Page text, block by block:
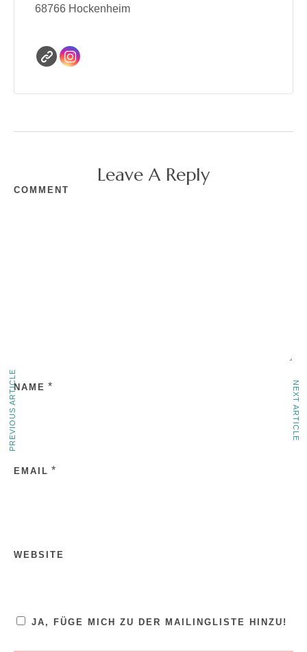
68766 Hockenheim
Leave A Reply
COMMENT
NAME *
EMAIL *
WEBSITE
JA, FÜGE MICH ZU DER MAILINGLISTE HINZU!
PREVIOUS ARTICLE NEXT ARTICLE